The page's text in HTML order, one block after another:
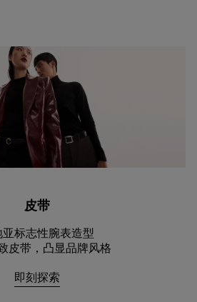
皮带
亚标志性腕表造型
皮带，凸显品牌风格
即刻探索